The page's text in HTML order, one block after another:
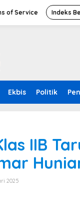
of Service Indeks
Ekbis Politik
IIB
2025